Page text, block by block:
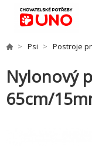
Psi Postroje
Nylonový
65cm/